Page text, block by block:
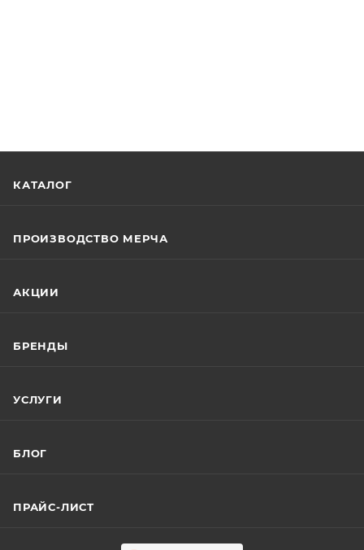
КАТАЛОГ
ПРОИЗВОДСТВО МЕРЧА
АКЦИИ
БРЕНДЫ
УСЛУГИ
БЛОГ
ПРАЙС-ЛИСТ